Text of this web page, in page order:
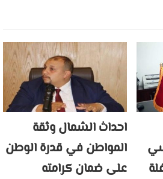
احداث الشمال وثقة
المواطن في قدرة الوطن
على ضمان كرامته